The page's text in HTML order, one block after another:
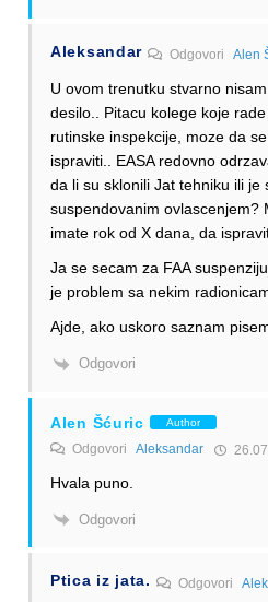
Aleksandar Odgovori Alen
U ovom trenutku stvarno
desilo.. Pitacu kolege koje
rutinske inspekcije, moze da
ispraviti.. EASA redovno
da li su sklonili Jat tehniku ili je
suspendovanim ovlascenjem?
imate rok od X dana, da
Ja se secam za FAA
je problem sa nekim
Ajde, ako uskoro saznam
Odgovori
Alen Šćuric Author
Odgovori Aleksandar
Hvala puno.
Odgovori
Ptica iz jata. Odgovori